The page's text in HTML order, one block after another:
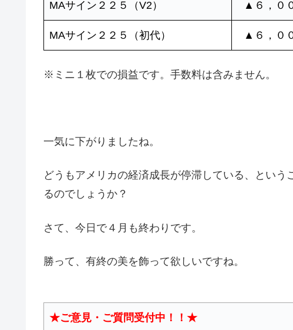
MAサイン２２５（V2） ▲６，０
MAサイン２２５（初代） ▲６，０
※ミニ１枚での損益です。手数料は含みません。
一気に下がりましたね。
どうもアメリカの経済成長が停滞している、とい
るのでしょうか？
さて、今日で４月も終わりです。
勝って、有終の美を飾って欲しいですね。
★ご意見・ご質問受付中！！★